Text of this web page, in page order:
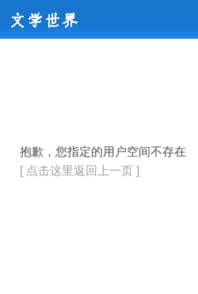
抱歉，您指定的用户空间不存在
[ 点击这里返回上一页 ]